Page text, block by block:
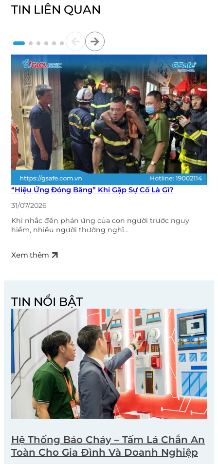
TIN LIÊN QUAN
“Hiệu Ứng Đóng Băng” Khi Gặp Sự Cố Là Gì?
31/07/2026
Khi nhắc đến phản ứng của con người trước nguy
hiểm, nhiều người thường nghĩ…
Xem thêm
TIN NỔI BẬT
Hệ Thống Báo Cháy – Tấm Lá Chắn An
Toàn Cho Gia Đình Và Doanh Nghiệp